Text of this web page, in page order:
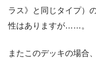
ラス》と同じタイプ）
性はありますが……。
またこのデッキの場合